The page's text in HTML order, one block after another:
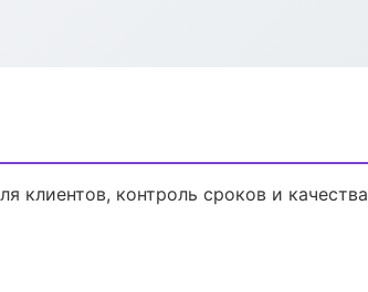
клиентов, контроль сроков и